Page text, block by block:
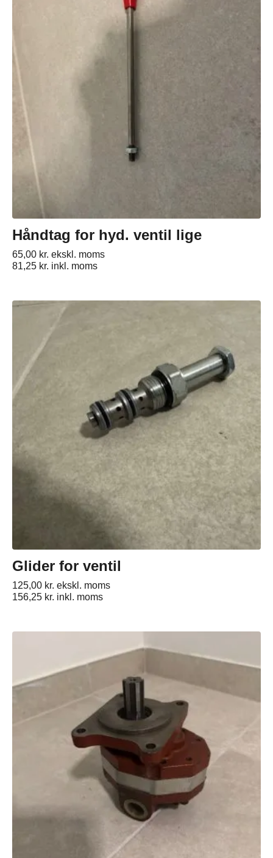
Håndtag for hyd. ventil lige
65,00 kr. ekskl. moms
81,25 kr. inkl. moms
Glider for ventil
125,00 kr. ekskl. moms
156,25 kr. inkl. moms